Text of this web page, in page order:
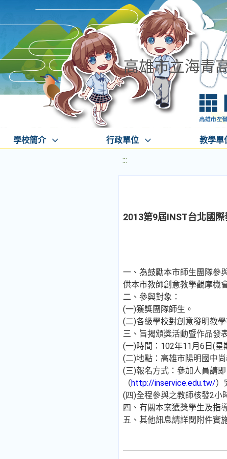
高雄市立海青
學校簡介 行政單位 教學單
:::
2013第9屆INST台北國
一、為鼓勵本市師生團隊參
供本市教師創意教學觀摩機
二、參與對象：
(一)獲獎團隊師生。
(二)各級學校對創意發明教
三、旨揭頒獎活動暨作品發
(一)時間：102年11月6日(星
(二)地點：高雄市陽明國中
(三)報名方式：參加人員請
（http://inservice.edu.tw/）
(四)全程參與之教師核發2小
四、有關本案獲獎學生及指
五、其他訊息請詳閱附件實